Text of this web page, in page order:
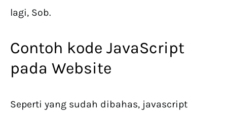
lagi, Sob.
Contoh kode JavaScript
pada Website
Seperti yang sudah dibahas, javascript